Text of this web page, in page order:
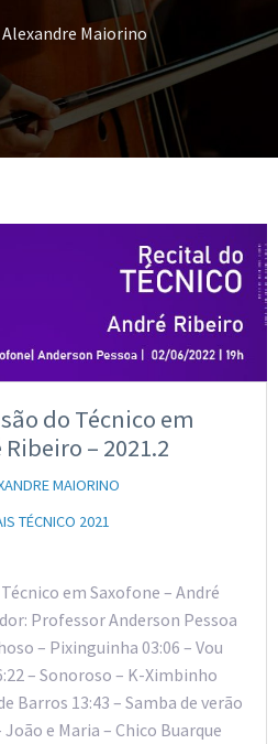
Alexandre Maiorino
do Técnico em
– 2021.2
MAIORINO
TÉCNICO 2021
em Saxofone – André
Professor Anderson Pessoa
– Pixinguinha 03:06 – Vou
– Sonoroso – K-Ximbinho
Barros 13:43 – Samba de verão
e Maria – Chico Buarque